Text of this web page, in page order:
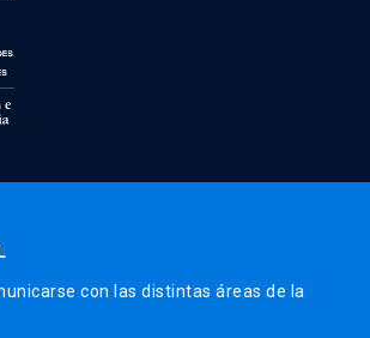
con las distintas áreas de la